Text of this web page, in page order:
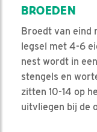
BROEDEN
Broedt van eind
legsel met 4-6
nest wordt in
stengels en
zitten 10-14 op
uitvliegen bij de